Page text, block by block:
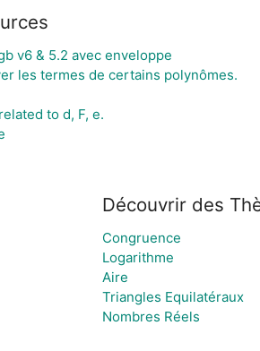
v6 & 5.2 avec enveloppe
les termes de certains polynômes.
to d, F, e.
Découvrir des
Congruence
Logarithme
Aire
Triangles Equilatéraux
Nombres Réels